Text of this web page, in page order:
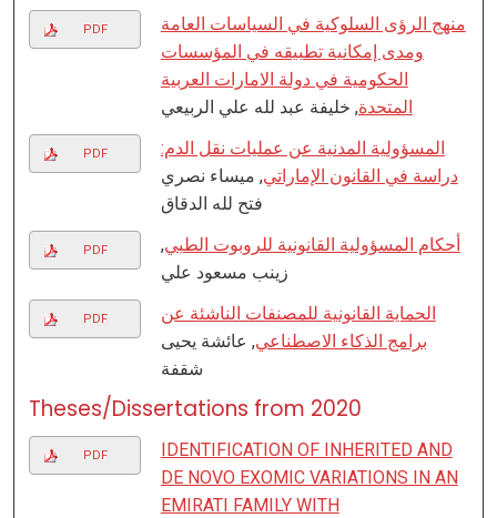
PDF
منھج الرؤى السلوكیة في السیاسات العامة
ومدى إمكانية تطبيقه في المؤسسات
الحكومية في دولة الامارات العربیة
المتحدة, خلیفة عبد لله علي الربیعي
PDF
المسؤولیة المدنیة عن عملیات نقل الدم:
دراسة في القانون الإماراتي, میساء نصري
فتح لله الدقاق
PDF أحكام المسؤولیة القانونیة للروبوت الطبي,
زینب مسعود علي
PDF
الحماية القانونية للمصنفات الناشئة عن
برامج الذكاء الاصطناعي, عائشة يحيى
شقفة
Theses/Dissertations from 2020
PDF
IDENTIFICATION OF INHERITED AND
DE NOVO EXOMIC VARIATIONS IN AN
EMIRATI FAMILY WITH